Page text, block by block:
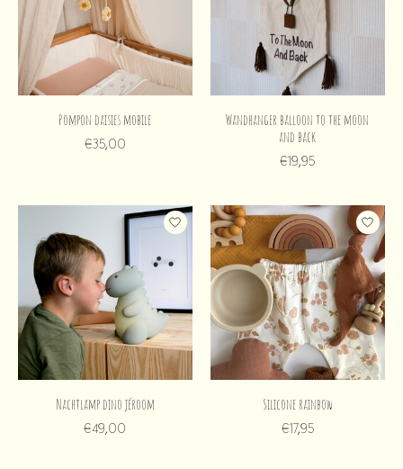
Pompon daisies mobile
€35,00
Wandhanger balloon to the moon
and back
€19,95
Nachtlamp dino jéroom
€49,00
Silicone rainbow
€17,95